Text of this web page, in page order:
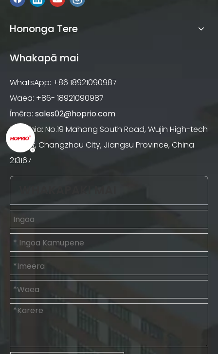
Hononga Tere
Whakapā mai
WhatsApp: +86 18921090987
Waea: +86- 18921090987
Īmēra: sales02@hoprio.com
Tāpirihia: No.19 Mahang South Road, Wujin High-tech
District, Changzhou City, Jiangsu Province, China
213167